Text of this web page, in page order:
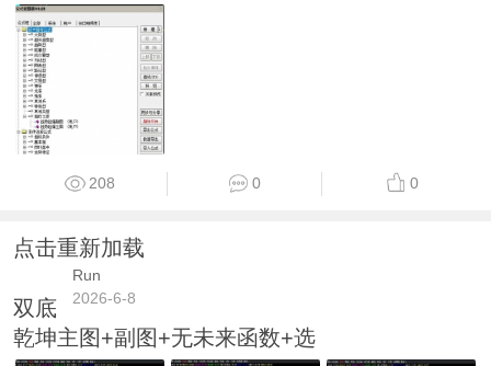
208 0 0
点击重新加载
Run
2026-6-8
双底
乾坤主图+副图+无未来函数+选